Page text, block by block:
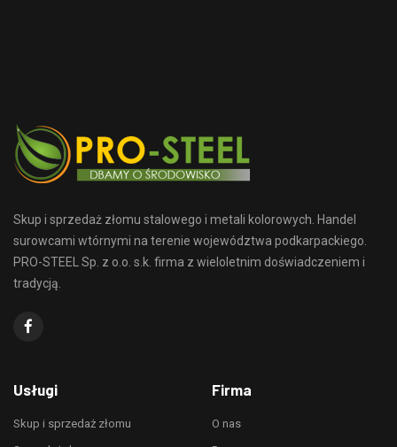
Skup i sprzedaż złomu stalowego i metali kolorowych. Handel
surowcami wtórnymi na terenie województwa podkarpackiego.
PRO-STEEL Sp. z o.o. s.k. firma z wieloletnim doświadczeniem i
tradycją.
Usługi
Skup i sprzedaż złomu
Firma
O nas